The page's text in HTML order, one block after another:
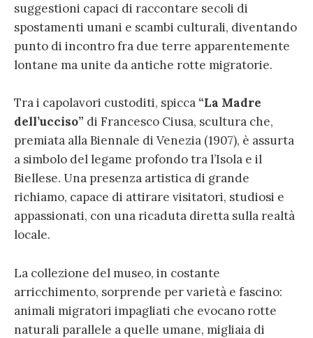
suggestioni capaci di raccontare secoli di
spostamenti umani e scambi culturali, diventando
punto di incontro fra due terre apparentemente
lontane ma unite da antiche rotte migratorie.
Tra i capolavori custoditi, spicca “La Madre
dell’ucciso” di Francesco Ciusa, scultura che,
premiata alla Biennale di Venezia (1907), è assurta
a simbolo del legame profondo tra l’Isola e il
Biellese. Una presenza artistica di grande
richiamo, capace di attirare visitatori, studiosi e
appassionati, con una ricaduta diretta sulla realtà
locale.
La collezione del museo, in costante
arricchimento, sorprende per varietà e fascino:
animali migratori impagliati che evocano rotte
naturali parallele a quelle umane, migliaia di